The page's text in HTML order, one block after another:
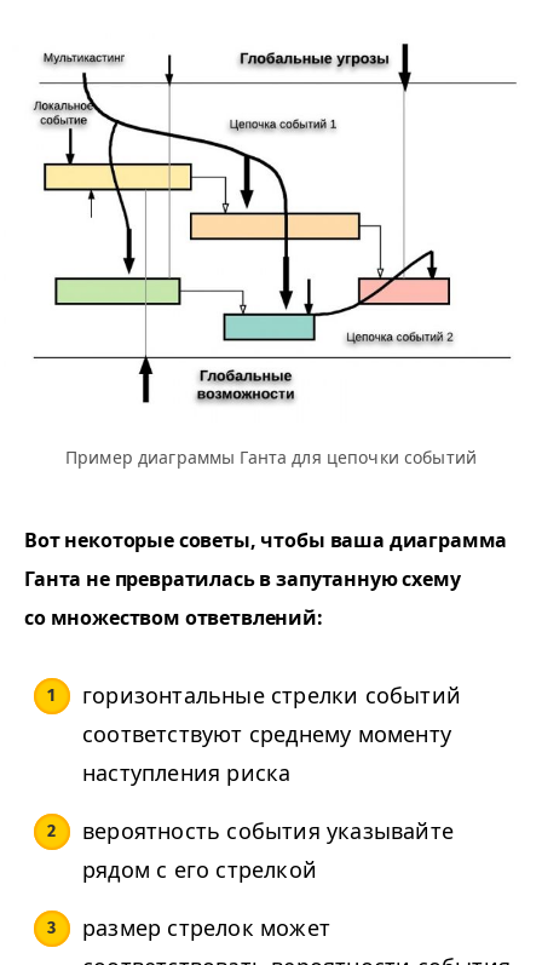
Пример диаграммы Ганта для цепочки событий
Вот некоторые советы, чтобы ваша диаграмма
Ганта не превратилась в запутанную схему
со множеством ответвлений:
горизонтальные стрелки событий
соответствуют среднему моменту
наступления риска
вероятность события указывайте
рядом с его стрелкой
размер стрелок может